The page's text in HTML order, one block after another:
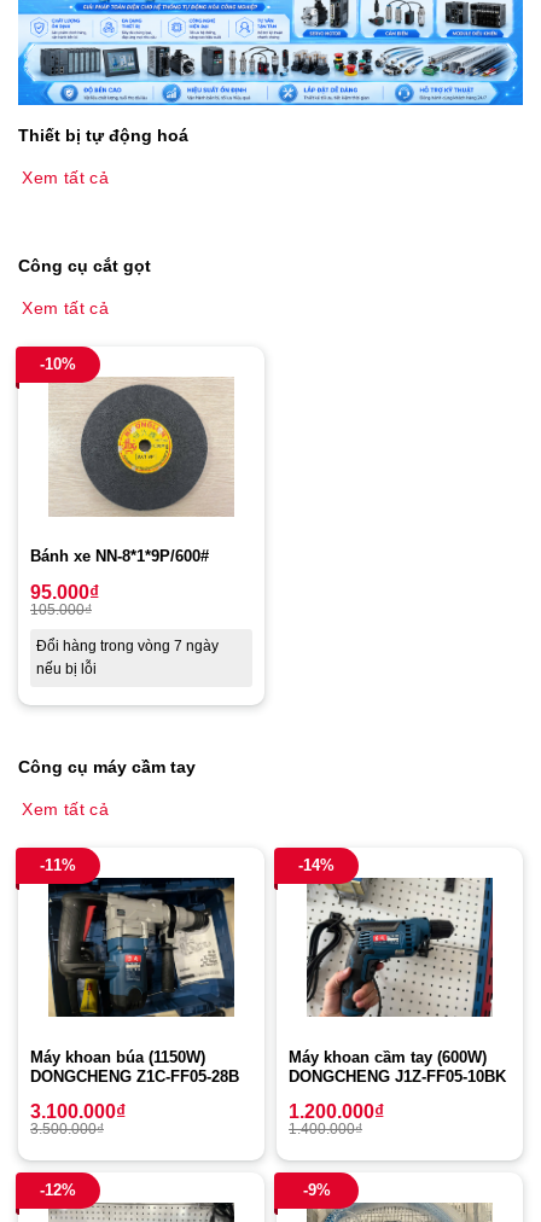
Thiết bị tự động hoá
Xem tất cả
Công cụ cắt gọt
Xem tất cả
-10%
Bánh xe NN-8*1*9P/600#
95.000₫
105.000₫
Đổi hàng trong vòng 7 ngày
nếu bị lỗi
Công cụ máy cầm tay
Xem tất cả
-11%
Máy khoan búa (1150W)
DONGCHENG Z1C-FF05-28B
3.100.000₫
3.500.000₫
-14%
Máy khoan cầm tay (600W)
DONGCHENG J1Z-FF05-10BK
1.200.000₫
1.400.000₫
-12% -9%